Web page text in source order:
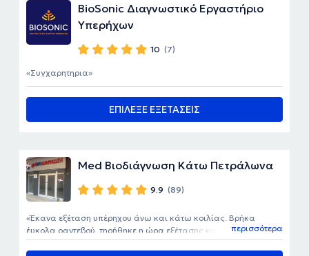
BioSonic Διαγνωστικό Εργαστήριο
Υπερήχων
10 (7)
ΕΠΙΛΕΞΕ ΕΞΕΤΑΣΕΙΣ
Συγχαρητηρια
Med Βιοδιάγνωση Κάτω Πετράλωνα
9.9 (89)
Έκανα εξέταση υπέρηχου άνω και κάτω κοιλίας. Βρήκα
έυκολα ραντεβού, τηρήθηκε η ώρα εξέτασης και η παράδοση
των αποτελεσμάτων ήταν άμεση. Πολύ ευγενικοί όλοι τους,
περισσότερα